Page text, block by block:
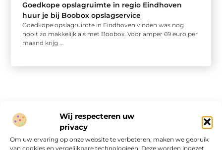
Wij respecteren uw
privacy
Om uw ervaring op onze website te verbeteren, maken we gebruik
van cookies en vergelijkbare technologieën. Deze worden ingezet
Goedkope opslagruimte in regio Eindhoven
huur je bij Boobox opslagservice
Goedkope opslagruimte in Eindhoven vinden was nog
nooit zo makkelijk als met Boobox. Voor amper 69 euro per
maand krijg ...
Onze informatie